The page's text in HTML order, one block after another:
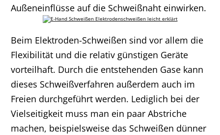
Außeneinflüsse auf die Schweißnaht einwirken.
Beim Elektroden-Schweißen sind vor allem die
Flexibilität und die relativ günstigen Geräte
vorteilhaft. Durch die entstehenden Gase kann
dieses Schweißverfahren außerdem auch im
Freien durchgeführt werden. Lediglich bei der
Vielseitigkeit muss man ein paar Abstriche
machen, beispielsweise das Schweißen dünner